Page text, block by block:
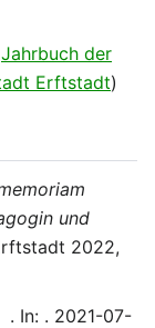
Jahrbuch der
Erftstadt)
und
2022,
. In: . 2021-07-